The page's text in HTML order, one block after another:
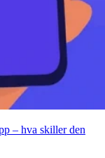
– hva skiller den